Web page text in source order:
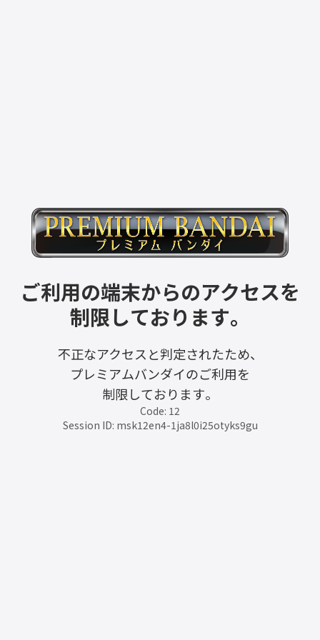
ご利用の端末からのアクセスを
制限しております。
不正なアクセスと判定されたため、
プレミアムバンダイのご利用を
制限しております。
Code: 12
Session ID: msk12en4-1ja8l0i25otyks9gu